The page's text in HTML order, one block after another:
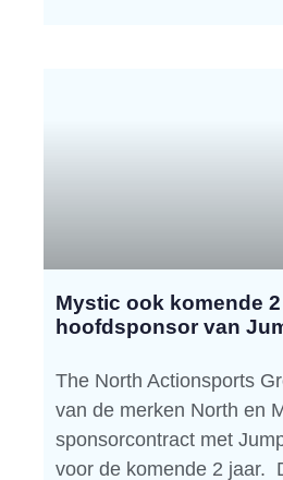
Mystic ook komende
hoofdsponsor van
The North Actionsports
van de merken North en
sponsorcontract met
voor de komende 2 jaar.